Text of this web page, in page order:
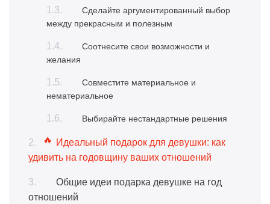
Сделайте аргументированный выбор
между прекрасным и полезным
Соотнесите свои возможности и
желания
Совместите материальное и
нематериальное
Выбирайте нестандартные решения
Идеальный подарок для девушки: как
удивить на годовщину ваших отношений
Общие идеи подарка девушке на год
отношений